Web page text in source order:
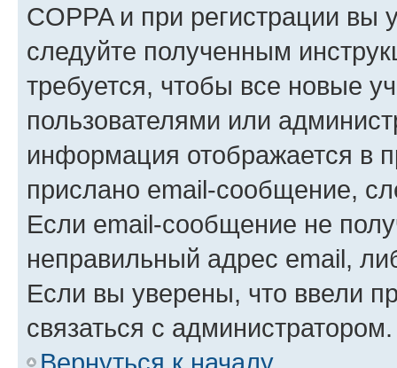
COPPA и при регистрации вы
следуйте полученным
требуется, чтобы все новые
пользователями или
информация отображается в
прислано email-сообщение,
Если email-сообщение не
неправильный адрес email,
Если вы уверены, что ввели
связаться с администратором.
Вернуться к началу